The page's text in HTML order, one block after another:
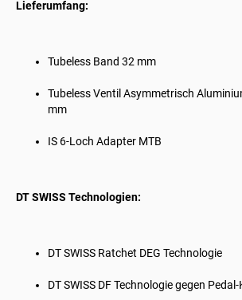
Lieferumfang:
Tubeless Band 32 mm
Tubeless Ventil Asymmetrisch
mm
IS 6-Loch Adapter MTB
DT SWISS Technologien:
DT SWISS Ratchet DEG Technologie
DT SWISS DF Technologie gegen